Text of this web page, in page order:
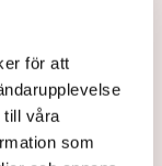
för att
till våra
som
el. Jag ser det
vår
att
vår
stadiga